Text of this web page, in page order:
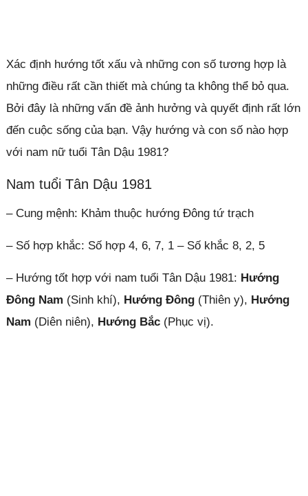
Xác định hướng tốt xấu và những con số tương hợp là
những điều rất cần thiết mà chúng ta không thể bỏ qua.
Bởi đây là những vấn đề ảnh hưởng và quyết định rất lớn
đến cuộc sống của bạn. Vậy hướng và con số nào hợp
với nam nữ tuổi Tân Dậu 1981?
Nam tuổi Tân Dậu 1981
– Cung mệnh: Khảm thuộc hướng Đông tứ trạch
– Số hợp khắc: Số hợp 4, 6, 7, 1 – Số khắc 8, 2, 5
– Hướng tốt hợp với nam tuổi Tân Dậu 1981: Hướng
Đông Nam (Sinh khí), Hướng Đông(Thiên y), Hướng
Nam (Diên niên), Hướng Bắc(Phục vị).